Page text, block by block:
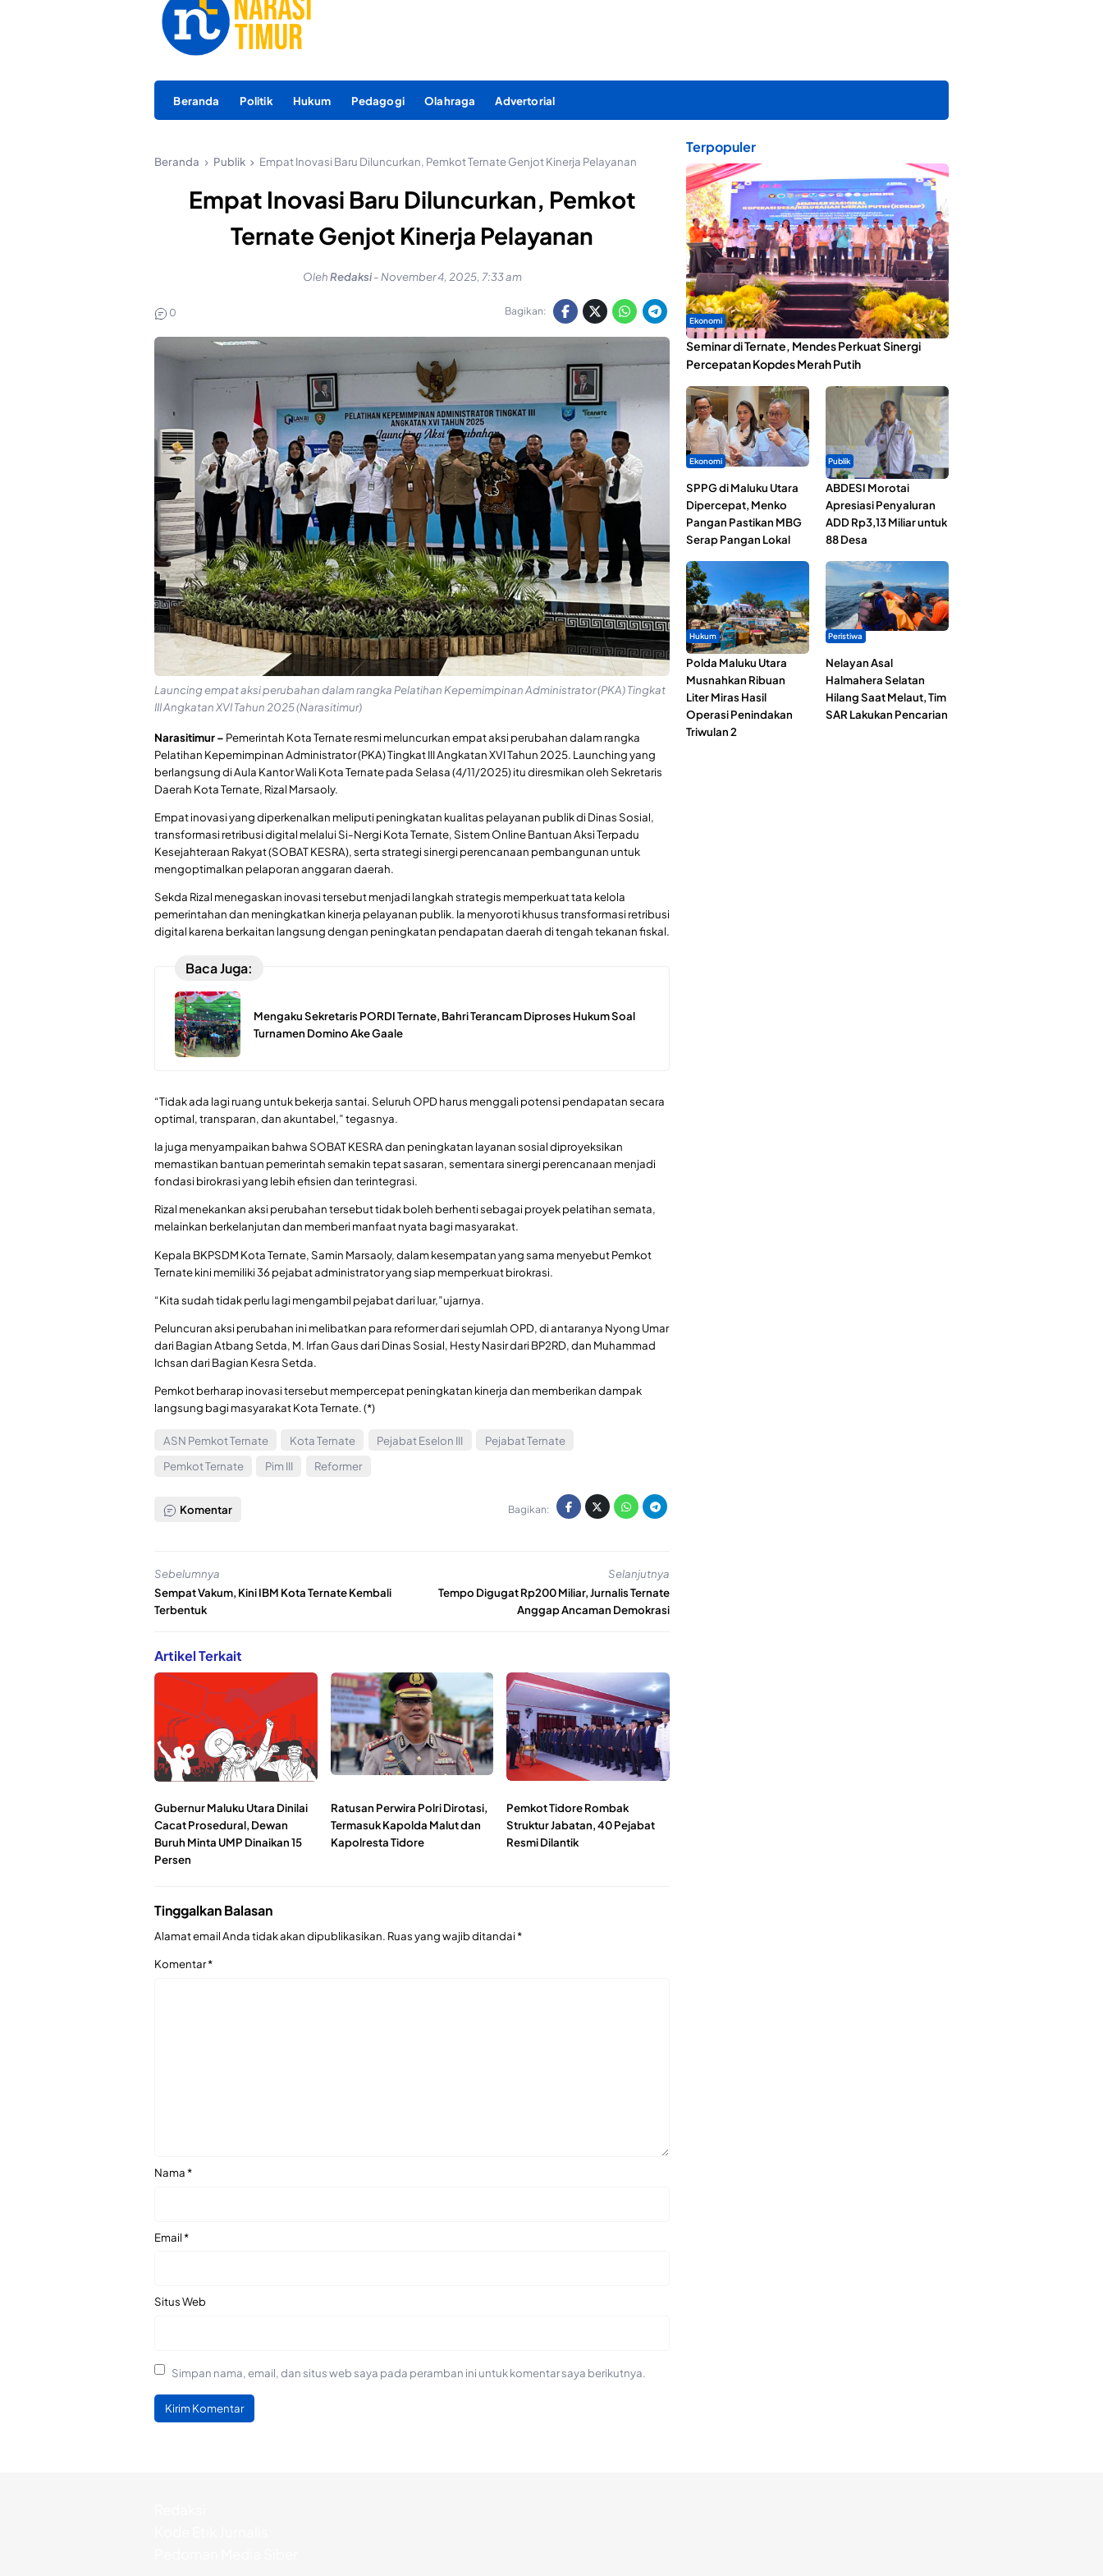
Beranda Politik Hukum Pedagogi Olahraga Advertorial
Beranda Publik Empat Inovasi Baru Diluncurkan, Pemkot Ternate Genjot Kinerja Pelayanan
Empat Inovasi Baru Diluncurkan, Pemkot
Ternate Genjot Kinerja Pelayanan
OlehRedaksi - November 4, 2025, 7:33 am
0 Bagikan:
Launcing empat aksi perubahan dalam rangka Pelatihan Kepemimpinan Administrator (PKA) Tingkat
III Angkatan XVI Tahun 2025 (Narasitimur)
Narasitimur – Pemerintah Kota Ternate resmi meluncurkan empat aksi perubahan dalam rangka
Pelatihan Kepemimpinan Administrator (PKA) Tingkat III Angkatan XVI Tahun 2025. Launching yang
berlangsung di Aula Kantor Wali Kota Ternate pada Selasa (4/11/2025) itu diresmikan oleh Sekretaris
Daerah Kota Ternate, Rizal Marsaoly.
Empat inovasi yang diperkenalkan meliputi peningkatan kualitas pelayanan publik di Dinas Sosial,
transformasi retribusi digital melalui Si-Nergi Kota Ternate, Sistem Online Bantuan Aksi Terpadu
Kesejahteraan Rakyat (SOBAT KESRA), serta strategi sinergi perencanaan pembangunan untuk
mengoptimalkan pelaporan anggaran daerah.
Sekda Rizal menegaskan inovasi tersebut menjadi langkah strategis memperkuat tata kelola
pemerintahan dan meningkatkan kinerja pelayanan publik. Ia menyoroti khusus transformasi retribusi
digital karena berkaitan langsung dengan peningkatan pendapatan daerah di tengah tekanan fiskal.
Baca Juga:
Mengaku Sekretaris PORDI Ternate, Bahri Terancam Diproses Hukum Soal
Turnamen Domino Ake Gaale
“Tidak ada lagi ruang untuk bekerja santai. Seluruh OPD harus menggali potensi pendapatan secara
optimal, transparan, dan akuntabel,” tegasnya.
Ia juga menyampaikan bahwa SOBAT KESRA dan peningkatan layanan sosial diproyeksikan
memastikan bantuan pemerintah semakin tepat sasaran, sementara sinergi perencanaan menjadi
fondasi birokrasi yang lebih efisien dan terintegrasi.
Rizal menekankan aksi perubahan tersebut tidak boleh berhenti sebagai proyek pelatihan semata,
melainkan berkelanjutan dan memberi manfaat nyata bagi masyarakat.
Kepala BKPSDM Kota Ternate, Samin Marsaoly, dalam kesempatan yang sama menyebut Pemkot
Ternate kini memiliki 36 pejabat administrator yang siap memperkuat birokrasi.
“Kita sudah tidak perlu lagi mengambil pejabat dari luar,”ujarnya.
Peluncuran aksi perubahan ini melibatkan para reformer dari sejumlah OPD, di antaranya Nyong Umar
dari Bagian Atbang Setda, M. Irfan Gaus dari Dinas Sosial, Hesty Nasir dari BP2RD, dan Muhammad
Ichsan dari Bagian Kesra Setda.
Pemkot berharap inovasi tersebut mempercepat peningkatan kinerja dan memberikan dampak
langsung bagi masyarakat Kota Ternate. (*)
ASN Pemkot Ternate Kota Ternate Pejabat Eselon III
Pejabat Ternate
Pemkot Ternate
Pim III Reformer
Komentar Bagikan:
Sebelumnya
Sempat Vakum, Kini IBM Kota Ternate Kembali
Terbentuk
Selanjutnya
Tempo Digugat Rp200 Miliar, Jurnalis Ternate
Anggap Ancaman Demokrasi
Artikel Terkait
Gubernur Maluku Utara Dinilai
Cacat Prosedural, Dewan
Buruh Minta UMP Dinaikan 15
Persen
Ratusan Perwira Polri Dirotasi,
Termasuk Kapolda Malut dan
Kapolresta Tidore
Pemkot Tidore Rombak
Struktur Jabatan, 40 Pejabat
Resmi Dilantik
Tinggalkan Balasan
Alamat email Anda tidak akan dipublikasikan. Ruas yang wajib ditandai*
Komentar*
Nama*
Email*
Situs Web
Simpan nama, email, dan situs web saya pada peramban ini untuk komentar saya berikutnya.
Terpopuler
Ekonomi
Seminar di Ternate, Mendes Perkuat Sinergi
Percepatan Kopdes Merah Putih
Ekonomi
SPPG di Maluku Utara
Dipercepat, Menko
Pangan Pastikan MBG
Serap Pangan Lokal
Publik
ABDESI Morotai
Apresiasi Penyaluran
ADD Rp3,13 Miliar untuk
88 Desa
Hukum
Polda Maluku Utara
Musnahkan Ribuan
Liter Miras Hasil
Operasi Penindakan
Triwulan 2
Peristiwa
Nelayan Asal
Halmahera Selatan
Hilang Saat Melaut, Tim
SAR Lakukan Pencarian